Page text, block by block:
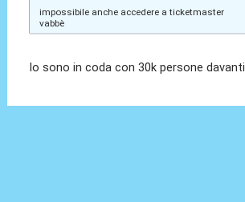
impossibile anche accedere a ticketmaster
vabbè
Io sono in coda con 30k persone davanti